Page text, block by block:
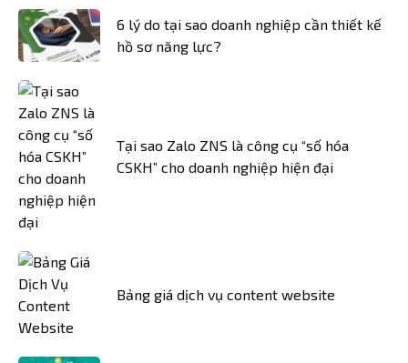
6 lý do tại sao doanh nghiệp cần thiết kế
hồ sơ năng lực?
Tại sao Zalo ZNS là công cụ “số hóa
CSKH” cho doanh nghiệp hiện đại
Bảng giá dịch vụ content website